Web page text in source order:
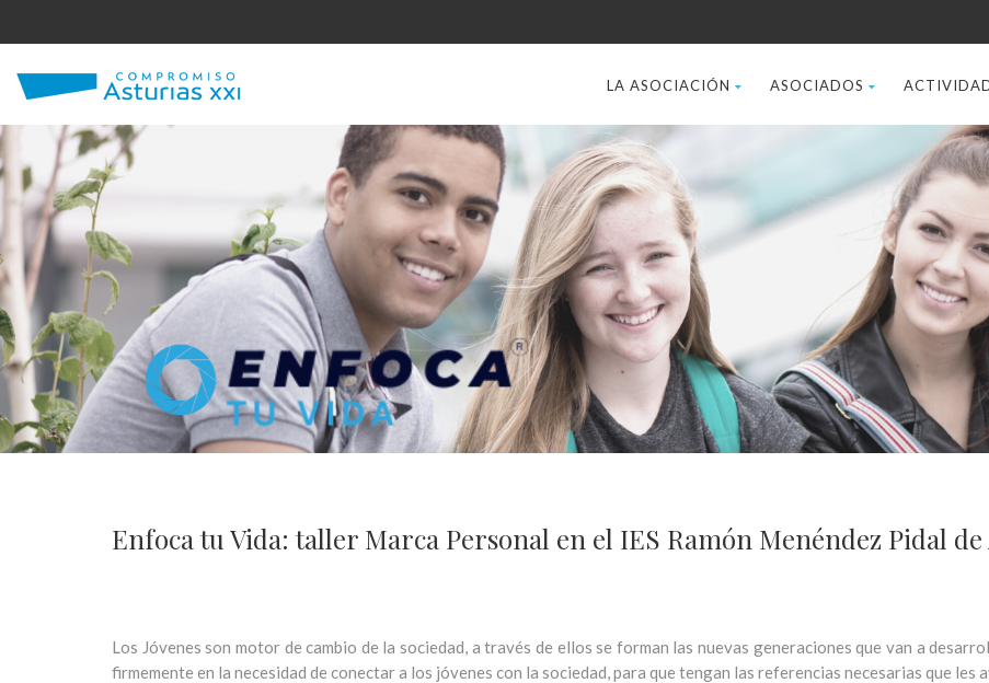
LA ASOCIACIÓN ASOCIADOS
Enfoca tu Vida: taller Marca Personal en el IES Ramón Menéndez Pidal de
Los Jóvenes son motor de cambio de la sociedad, a través de ellos se forman las nuevas generaciones que van a
firmemente en la necesidad de conectar a los jóvenes con la sociedad, para que tengan las referencias necesarias que